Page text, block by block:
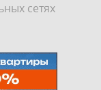
сетях